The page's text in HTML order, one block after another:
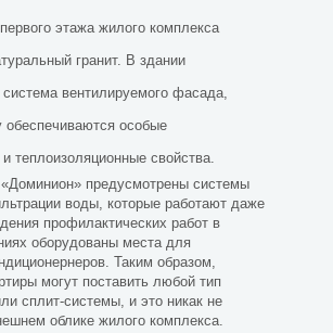
этажа жилого комплекса
гранит. В здании
вентилируемого фасада,
обеспечиваются особые
теплоизоляционные свойства.
предусмотрены системы
воды, которые работают даже
профилактических работ в
оборудованы места для
Таким образом,
могут поставить любой тип
сплит-системы, и это никак не
облике жилого комплекса.